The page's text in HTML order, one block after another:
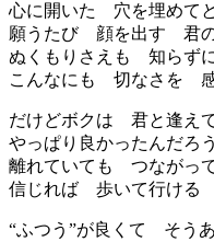
心に開いた 穴を埋めてと
願うたび 顔を出す 君
ぬくもりさえも 知らず
こんなにも 切なさを 感
だけどボクは 君と逢え
やっぱり良かったんだろう
離れていても つながっ
信じれば 歩いて行ける
“ふつう”が良くて そう